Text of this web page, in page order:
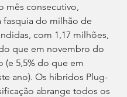
mês consecutivo,
fasquia do milhão de
com 1,17 milhões,
que em novembro do
(e 5,5% do que em
ano). Os híbridos Plug-
abrange todos os